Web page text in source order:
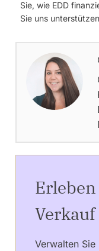
Sie, wie EDD
Sie uns
Verwalten